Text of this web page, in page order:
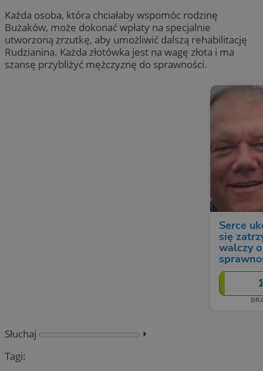
Każda osoba, która chciałaby wspomóc rodzinę
Bużaków, może dokonać wpłaty na specjalnie
utworzoną zrzutkę, aby umożliwić dalszą rehabilitację
Rudzianina. Każda złotówka jest na wagę złota i ma
szansę przybliżyć mężczyznę do sprawności.
Słuchaj
⏵︎
Tagi: